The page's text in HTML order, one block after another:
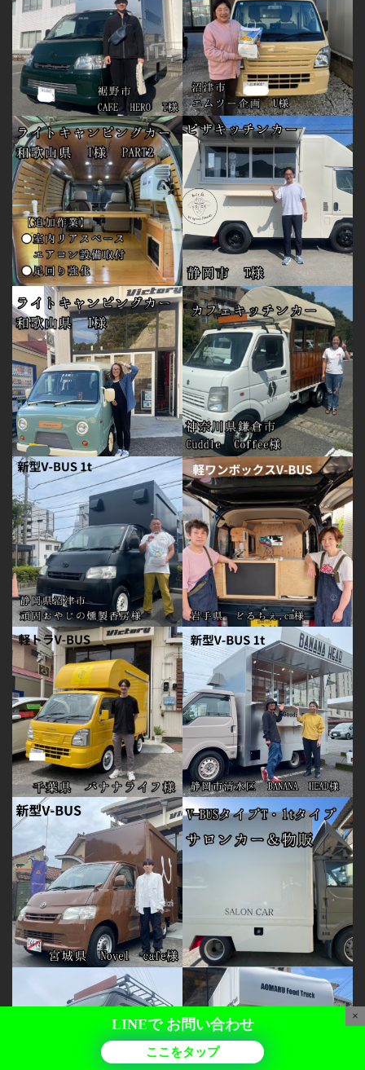
×
LINEでお問い合わせ
ここをタップ